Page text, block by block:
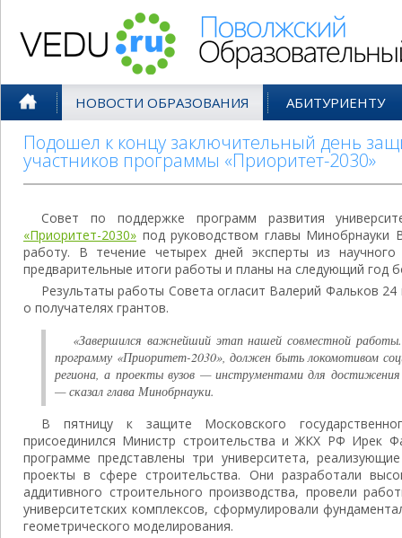
НОВОСТИ ОБРАЗОВАНИЯ АБИТУРИЕНТУ
Подошел к концу заключительный день
участников программы «Приоритет-2030»
Совет по поддержке программ развития
«Приоритет-2030» под руководством главы Минобрнауки
работу. В течение четырех дней эксперты из
предварительные итоги работы и планы на следующий год
Результаты работы Совета огласит Валерий Фальков
о получателях грантов.
«Завершился важнейший этап нашей совместной
программу «Приоритет-2030», должен быть локомотивом
региона, а проекты вузов — инструментами для достижения
— сказал глава Минобрнауки.
В пятницу к защите Московского
присоединился Министр строительства и ЖКХ РФ Ирек
программе представлены три университета, реализующие
проекты в сфере строительства. Они разработали
аддитивного строительного производства, провели
университетских комплексов, сформулировали
геометрического моделирования.